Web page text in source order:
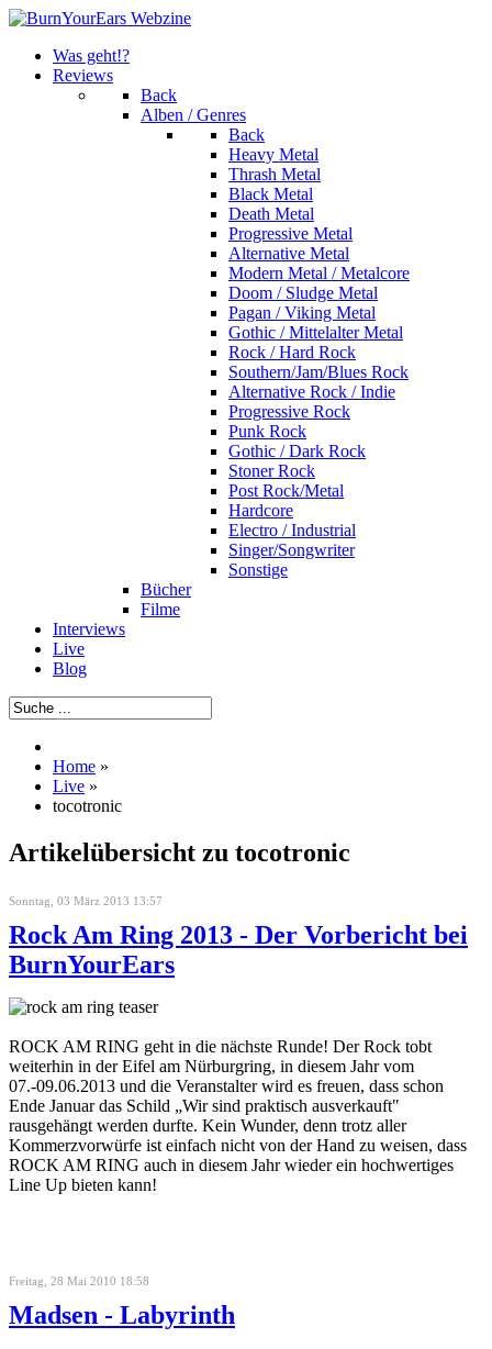
Was geht!?
Reviews
Back
Alben / Genres
Back
Heavy Metal
Thrash Metal
Black Metal
Death Metal
Progressive Metal
Alternative Metal
Modern Metal / Metalcore
Doom / Sludge Metal
Pagan / Viking Metal
Gothic / Mittelalter Metal
Rock / Hard Rock
Southern/Jam/Blues Rock
Alternative Rock / Indie
Progressive Rock
Punk Rock
Gothic / Dark Rock
Stoner Rock
Post Rock/Metal
Hardcore
Electro / Industrial
Singer/Songwriter
Sonstige
Bücher
Filme
Interviews
Live
Blog
Home »
Live »
tocotronic
Artikelübersicht zu tocotronic
Sonntag, 03 März 2013 13:57
Rock Am Ring 2013 - Der Vorbericht bei
BurnYourEars
ROCK AM RING geht in die nächste Runde! Der Rock tobt
weiterhin in der Eifel am Nürburgring, in diesem Jahr vom
07.-09.06.2013 und die Veranstalter wird es freuen, dass schon
Ende Januar das Schild „Wir sind praktisch ausverkauft"
rausgehängt werden durfte. Kein Wunder, denn trotz aller
Kommerzvorwürfe ist einfach nicht von der Hand zu weisen, dass
ROCK AM RING auch in diesem Jahr wieder ein hochwertiges
Line Up bieten kann!
Freitag, 28 Mai 2010 18:58
Madsen - Labyrinth